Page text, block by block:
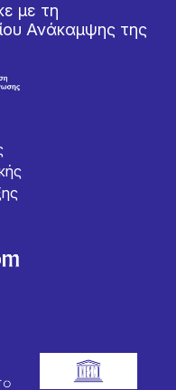
με τη
Ανάκαμψης της